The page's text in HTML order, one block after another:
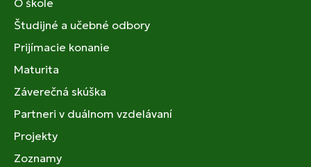
O škole
Študijné a učebné odbory
Prijímacie konanie
Maturita
Záverečná skúška
Partneri v duálnom vzdelávaní
Projekty
Zoznamy